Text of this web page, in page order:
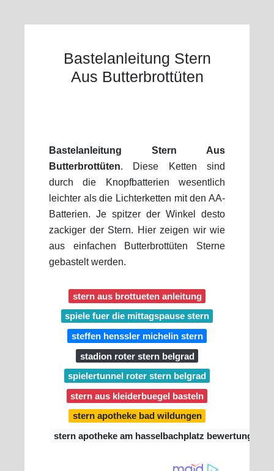
Bastelanleitung Stern
Aus Butterbrottüten
Bastelanleitung Stern Aus
Butterbrottüten. Diese Ketten sind
durch die Knopfbatterien wesentlich
leichter als die Lichterketten mit den AA-
Batterien. Je spitzer der Winkel desto
zackiger der Stern. Hier zeigen wir wie
aus einfachen Butterbrottüten Sterne
gebastelt werden.
stern aus brottueten anleitung
spiele fuer die mittagspause stern
steffen henssler michelin stern
stadion roter stern belgrad
spielertunnel roter stern belgrad
stern aus kleiderbuegel basteln
stern apotheke bad wildungen
stern apotheke am hasselbachplatz bewertung